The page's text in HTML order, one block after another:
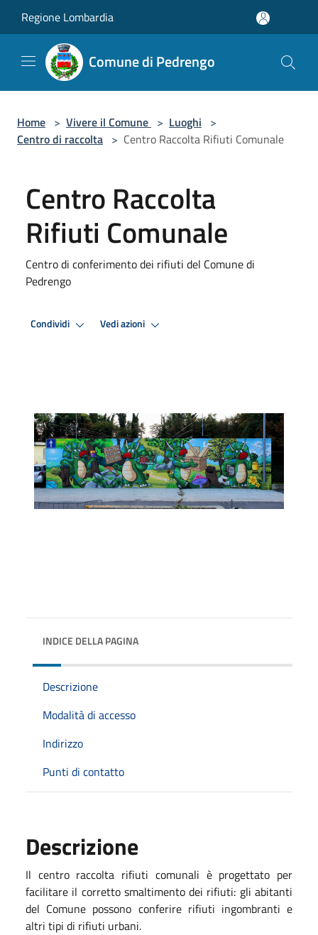
Regione Lombardia
Comune di Pedrengo
Home > Vivere il Comune > Luoghi >
Centro di raccolta > Centro Raccolta Rifiuti Comunale
Centro Raccolta
Rifiuti Comunale
Centro di conferimento dei rifiuti del Comune di
Pedrengo
Condividi Vedi azioni
INDICE DELLA PAGINA
Descrizione
Modalità di accesso
Indirizzo
Punti di contatto
Descrizione
Il centro raccolta rifiuti comunali è progettato per
facilitare il corretto smaltimento dei rifiuti: gli abitanti
del Comune possono conferire rifiuti ingombranti e
altri tipi di rifiuti urbani.